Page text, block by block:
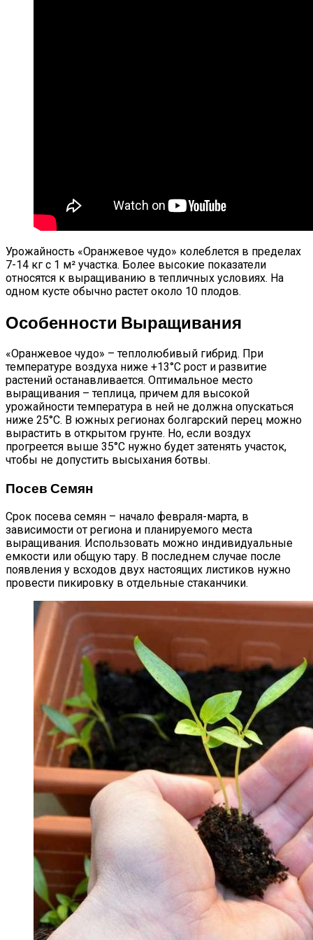
Своими Руками Быстро И Просто
Урожайность «Оранжевое чудо» колеблется в пределах
7-14 кг с 1 м² участка. Более высокие показатели
относятся к выращиванию в тепличных условиях. На
одном кусте обычно растет около 10 плодов.
Особенности Выращивания
«Оранжевое чудо» – теплолюбивый гибрид. При
температуре воздуха ниже +13°С рост и развитие
растений останавливается. Оптимальное место
выращивания – теплица, причем для высокой
урожайности температура в ней не должна опускаться
ниже 25°С. В южных регионах болгарский перец можно
вырастить в открытом грунте. Но, если воздух
прогреется выше 35°С нужно будет затенять участок,
чтобы не допустить высыхания ботвы.
Посев Семян
Срок посева семян – начало февраля-марта, в
зависимости от региона и планируемого места
выращивания. Использовать можно индивидуальные
емкости или общую тару. В последнем случае после
появления у всходов двух настоящих листиков нужно
провести пикировку в отдельные стаканчики.